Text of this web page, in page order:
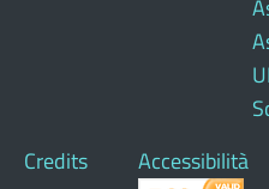
Credits Accessibilità